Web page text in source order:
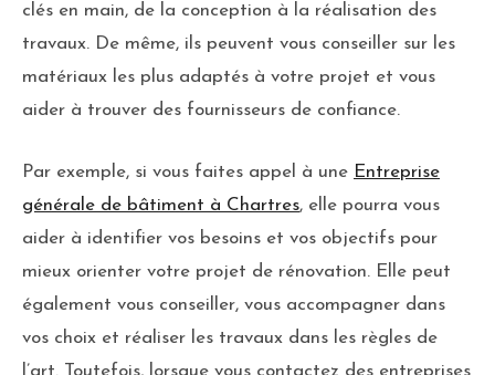
clés en main, de la conception à la réalisation des
travaux. De même, ils peuvent vous conseiller sur les
matériaux les plus adaptés à votre projet et vous
aider à trouver des fournisseurs de confiance.
Par exemple, si vous faites appel à une Entreprise
générale de bâtiment à Chartres, elle pourra vous
aider à identifier vos besoins et vos objectifs pour
mieux orienter votre projet de rénovation. Elle peut
également vous conseiller, vous accompagner dans
vos choix et réaliser les travaux dans les règles de
l’art. Toutefois, lorsque vous contactez des entreprises